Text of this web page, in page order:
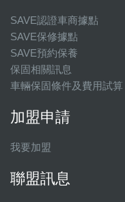
SAVE認證車商據點
SAVE保修據點
SAVE預約保養
保固相關訊息
車輛保固條件及費用試算
加盟申請
我要加盟
聯盟訊息